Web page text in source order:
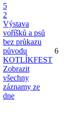
5
2
Výstava
voříšků a psů
bez průkazu
původu
KOTLÍKFEST
Zobrazit
všechny
záznamy ze
dne
6